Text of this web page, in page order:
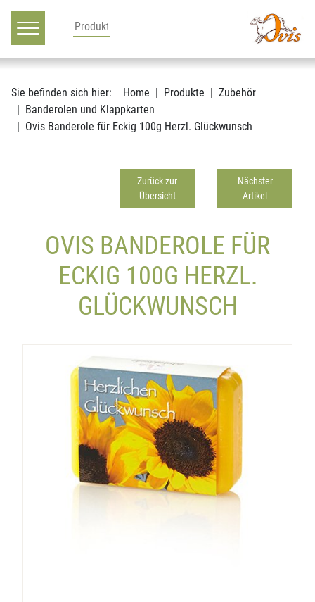
Hauptnavigation
Zum Inhalt
Sie befinden sich hier: Home Produkte
Zubehör
Banderolen und Klappkarten
Ovis Banderole für Eckig 100g Herzl. Glückwunsch
Zurück zur
Übersicht
Nächster
Artikel
OVIS BANDEROLE FÜR
ECKIG 100G HERZL.
GLÜCKWUNSCH